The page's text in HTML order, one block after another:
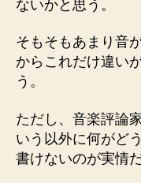
ないかと思う。
そもそもあまり音
からこれだけ違い
う。
ただし、音楽評論
いう以外に何がど
書けないのが実情だ